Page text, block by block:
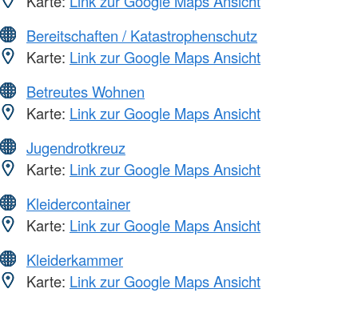
Bereitschaften / Katastrophenschutz
Karte: Link zur Google Maps Ansicht
Betreutes Wohnen
Karte: Link zur Google Maps Ansicht
Jugendrotkreuz
Karte: Link zur Google Maps Ansicht
Kleidercontainer
Karte: Link zur Google Maps Ansicht
Kleiderkammer
Karte: Link zur Google Maps Ansicht